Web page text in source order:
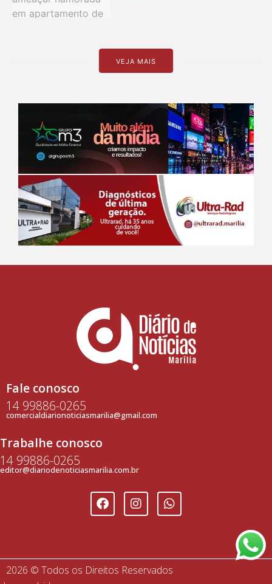
VEJA MAIS
Fale conosco
14 99886-0265
comercialdiarionoticiasmarilia@gmail.com
Trabalhe conosco
14 99886-0265
editor@diariodenoticiasmarilia.com.br
2026 © Todos os Direitos Reservados